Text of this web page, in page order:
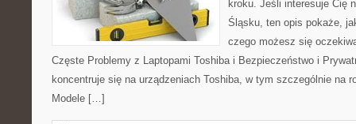
kroku. Jeśli interesuje Cię
Śląsku, ten opis pokaże,
czego możesz się
Częste Problemy z Laptopami Toshiba i Bezpieczeństwo i
koncentruje się na urządzeniach Toshiba, w tym szczególnie na
Modele […]